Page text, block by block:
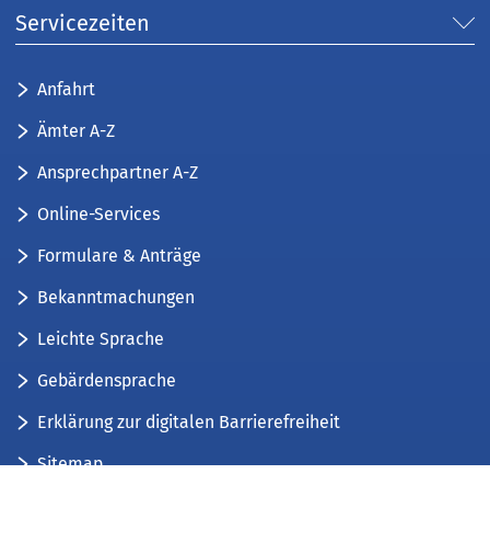
Servicezeiten
Anfahrt
Ämter A-Z
Ansprechpartner A-Z
Online-Services
Formulare & Anträge
Bekanntmachungen
Leichte Sprache
Gebärdensprache
Erklärung zur digitalen Barrierefreiheit
Sitemap